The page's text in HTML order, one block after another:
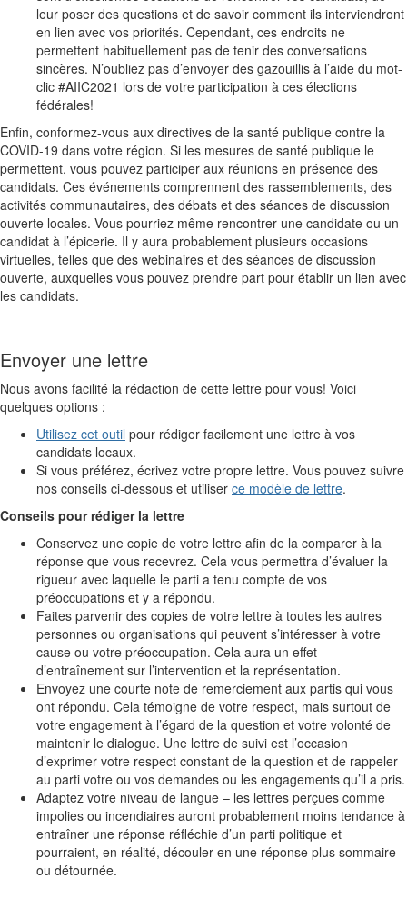
leur poser des questions et de savoir comment ils interviendront
en lien avec vos priorités. Cependant, ces endroits ne
permettent habituellement pas de tenir des conversations
sincères. N’oubliez pas d’envoyer des gazouillis à l’aide du mot-
clic #AIIC2021 lors de votre participation à ces élections
fédérales!
Enfin, conformez-vous aux directives de la santé publique contre la
COVID-19 dans votre région. Si les mesures de santé publique le
permettent, vous pouvez participer aux réunions en présence des
candidats. Ces événements comprennent des rassemblements, des
activités communautaires, des débats et des séances de discussion
ouverte locales. Vous pourriez même rencontrer une candidate ou un
candidat à l’épicerie. Il y aura probablement plusieurs occasions
virtuelles, telles que des webinaires et des séances de discussion
ouverte, auxquelles vous pouvez prendre part pour établir un lien avec
les candidats.
Envoyer une lettre
Nous avons facilité la rédaction de cette lettre pour vous! Voici
quelques options :
Utilisez cet outil pour rédiger facilement une lettre à vos
candidats locaux.
Si vous préférez, écrivez votre propre lettre. Vous pouvez suivre
nos conseils ci-dessous et utiliser ce modèle de lettre.
Conseils pour rédiger la lettre
Conservez une copie de votre lettre afin de la comparer à la
réponse que vous recevrez. Cela vous permettra d’évaluer la
rigueur avec laquelle le parti a tenu compte de vos
préoccupations et y a répondu.
Faites parvenir des copies de votre lettre à toutes les autres
personnes ou organisations qui peuvent s’intéresser à votre
cause ou votre préoccupation. Cela aura un effet
d’entraînement sur l’intervention et la représentation.
Envoyez une courte note de remerciement aux partis qui vous
ont répondu. Cela témoigne de votre respect, mais surtout de
votre engagement à l’égard de la question et votre volonté de
maintenir le dialogue. Une lettre de suivi est l’occasion
d’exprimer votre respect constant de la question et de rappeler
au parti votre ou vos demandes ou les engagements qu’il a pris.
Adaptez votre niveau de langue – les lettres perçues comme
impolies ou incendiaires auront probablement moins tendance à
entraîner une réponse réfléchie d’un parti politique et
pourraient, en réalité, découler en une réponse plus sommaire
ou détournée.